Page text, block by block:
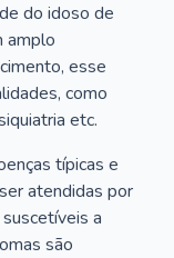
do idoso de
amplo
esse
como
etc.
típicas e
atendidas por
a
são